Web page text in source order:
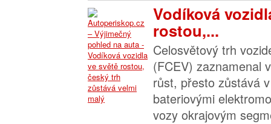
Vodíková
rostou,...
Celosvětový trh
(FCEV) zaznamenal
růst, přesto zůstává
bateriovými
vozy okrajovým